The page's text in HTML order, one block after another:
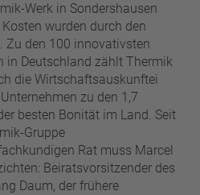
Werk in Sondershausen
wurden durch den
Zu den 100 innovativsten
in Deutschland zählt Thermik
die Wirtschaftsauskunftei
zu den 1,7
besten Bonität im Land. Seit
Gruppe
Rat muss Marcel
Beiratsvorsitzender des
Daum, der frühere